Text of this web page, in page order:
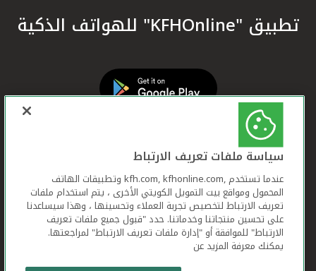
تطبيق "KFHOnline" للهواتف الذكية
سياسة ملفات تعريف الارتباط
عندما تستخدم ,kfh.com, kfhonline.com وتطبيقات الهاتف
المحمول ومواقع بيت التمويل الكويتي الأخرى ، يتم استخدام ملفات
تعريف الارتباط لتخصيص تجربة العملاء وتحسينها ، وهذا سيساعدنا
على تحسين منتجاتنا وخدماتنا. حدد "قبول جميع ملفات تعريف
الارتباط" للموافقة أو "إدارة ملفات تعريف الارتباط" لمراجعتها.
يمكنك معرفة المزيد عن